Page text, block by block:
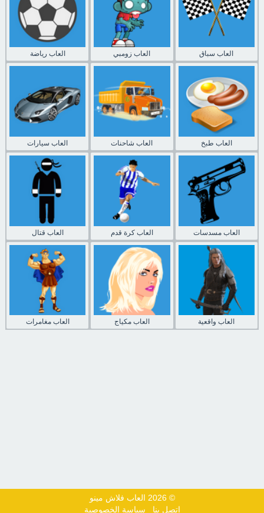
العاب رياضة العاب زومبي العاب سباق
العاب سيارات العاب شاحنات العاب طبخ
العاب قتال العاب كرة قدم العاب مسدسات
العاب مغامرات العاب مكياج العاب واقعية
© 2026 العاب فلاش مينو
اتصل بنا
سياسة الخصوصية